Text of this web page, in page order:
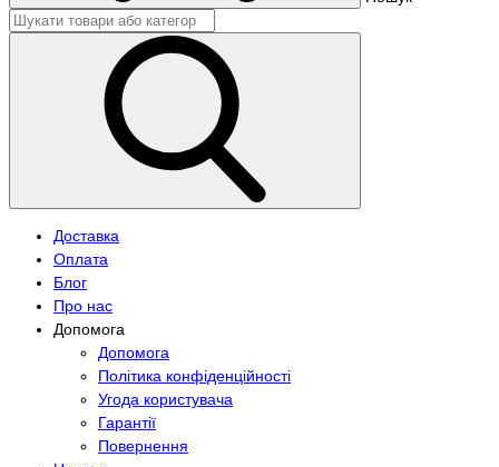
Доставка
Оплата
Блог
Про нас
Допомога
Допомога
Політика конфіденційності
Угода користувача
Гарантії
Повернення